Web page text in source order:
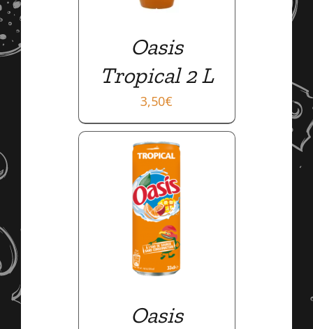
Oasis
Tropical 2 L
3,50€
Oasis